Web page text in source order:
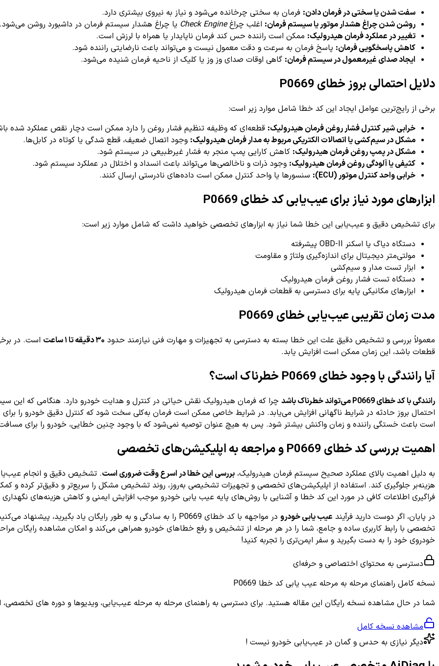
سفت شدن یا سختی در فرمان دادن: فرمان به سختی چرخانده می‌شود و نیاز به نیروی بیشتری دارد.
روشن شدن چراغ هشدار موتور یا سیستم فرمان: اغلب چراغCheck Engine یا چراغ هشدار سیستم فرمان در داشبورد روشن می‌شود.
تغییر در عملکرد فرمان هیدرولیک: ممکن است راننده حس کند فرمان ناپایدار یا همراه با لرزش است.
کاهش پاسخگویی فرمان: پاسخ فرمان به سرعت و دقت معمول نیست و می‌تواند باعث نارضایتی راننده شود.
ایجاد صدای غیرمعمول در سیستم فرمان: گاهی اوقات صدای وز وز یا کلیک از ناحیه فرمان شنیده می‌شود.
دلایل احتمالی بروز خطای P0669
برخی از رایج‌ترین عوامل ایجاد این کد خطا شامل موارد زیر است:
خرابی شیر کنترل فشار روغن فرمان هیدرولیک: قطعه‌ای که وظیفه تنظیم فشار روغن را دارد ممکن است دچار نقص عملکرد شده
مشکل در سیم‌کشی یا اتصالات الکتریکی مربوط به مدار فرمان هیدرولیک: وجود اتصال ضعیف، قطع شدگی یا کوتاه در کابل‌ها.
مشکل در پمپ روغن فرمان هیدرولیک: کاهش کارایی پمپ منجر به فشار غیرطبیعی در سیستم شود.
کثیفی یا آلودگی روغن فرمان هیدرولیک: وجود ذرات و ناخالصی‌ها می‌تواند باعث انسداد و اختلال در عملکرد سیستم شود.
خرابی واحد کنترل موتور (ECU):
سنسورها یا واحد کنترل ممکن است داده‌های نادرستی ارسال کنند.
ابزارهای مورد نیاز برای عیب‌یابی کد خطای P0669
برای تشخیص دقیق و عیب‌یابی این خطا شما نیاز به ابزارهای تخصصی خواهید داشت که شامل موارد زیر است:
دستگاه دیاگ یا اسکنر OBD-II پیشرفته
مولتی‌متر دیجیتال برای اندازه‌گیری ولتاژ و مقاومت
ابزار تست مدار و سیم‌کشی
دستگاه تست فشار روغن فرمان هیدرولیک
ابزارهای مکانیکی پایه برای دسترسی به قطعات فرمان هیدرولیک
مدت زمان تقریبی عیب‌یابی خطای P0669
معمولاً بررسی و تشخیص دقیق علت این خطا بسته به دسترسی به تجهیزات و مهارت فنی نیازمند حدود ۳۰ دقیقه تا ۱ ساعت
است. در
قطعات باشد، این زمان ممکن است افزایش یابد.
آیا رانندگی با وجود خطای P0669 خطرناک است؟
رانندگی با کد خطای P0669 می‌تواند خطرناک باشد
چرا که فرمان هیدرولیک نقش حیاتی در کنترل و هدایت خودرو دارد. هنگامی که
احتمال بروز حادثه در شرایط ناگهانی افزایش می‌یابد. در شرایط خاصی ممکن است فرمان به‌کلی سخت شود که کنترل دقیق خودرو را
است باعث خستگی راننده و زمان واکنش بیشتر شود. پس به هیچ عنوان توصیه نمی‌شود که با وجود چنین خطایی، خودرو را برای
اهمیت بررسی کد خطای P0669 و مراجعه به اپلیکیشن‌های تخصصی
به دلیل اهمیت بالای عملکرد صحیح سیستم فرمان هیدرولیک، بررسی این خطا در اسرع وقت ضروری است. تشخیص دقیق و انجام
هزینه‌بر جلوگیری کند. استفاده از اپلیکیشن‌های تخصصی و تجهیزات تشخیصی به‌روز، روند تشخیص مشکل را سریع‌تر و دقیق‌تر کرده و
فراگیری اطلاعات کافی در مورد این کد خطا و آشنایی با روش‌های پایه عیب یابی خودرو موجب افزایش ایمنی و کاهش هزینه‌های
در پایان، اگر دوست دارید فرآیند عیب یابی خودرو در مواجهه با کد خطای P0669 را به سادگی و به طور رایگان یاد بگیرید، پیشنهاد می‌کنیم از اپلیکیشن هوشمند
خودروی خود را به دست بگیرید و سفر ایمن‌تری را تجربه کنید!
دسترسی به محتوای اختصاصی و حرفه‌ای
نسخه کامل راهنمای مرحله به مرحله عیب یابی کد خطا P0669
شما در حال مشاهده نسخه رایگان این مقاله هستید. برای دسترسی به راهنمای مرحله به مرحله عیب‌یابی، ویدیوها و دوره های تخصصی،
مشاهده نسخه کامل
دیگر نیازی به حدس و گمان در عیب‌یابی خودرو نیست !